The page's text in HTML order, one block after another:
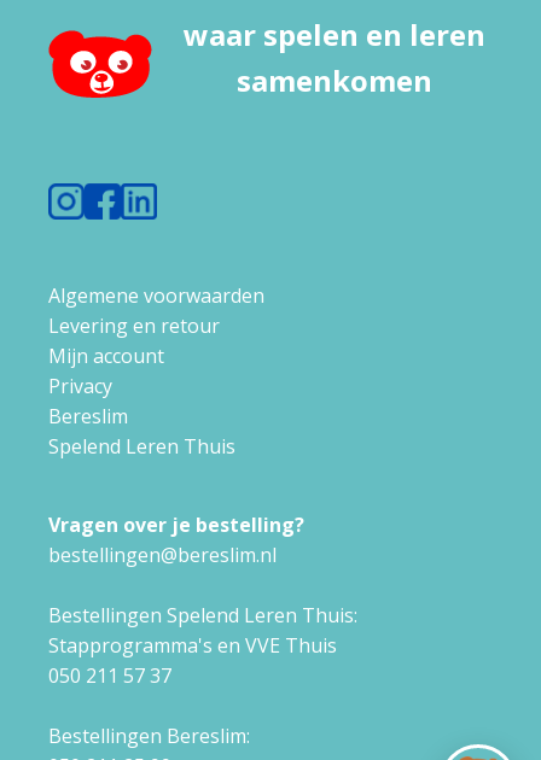
praten'
aantal
waar spelen en leren
samenkomen
Algemene voorwaarden
Levering en retour
Mijn account
Privacy
Bereslim
Spelend Leren Thuis
Vragen over je bestelling?
bestellingen@bereslim.nl
Bestellingen Spelend Leren Thuis:
Stapprogramma's en VVE Thuis
050 211 57 37
Bestellingen Bereslim: